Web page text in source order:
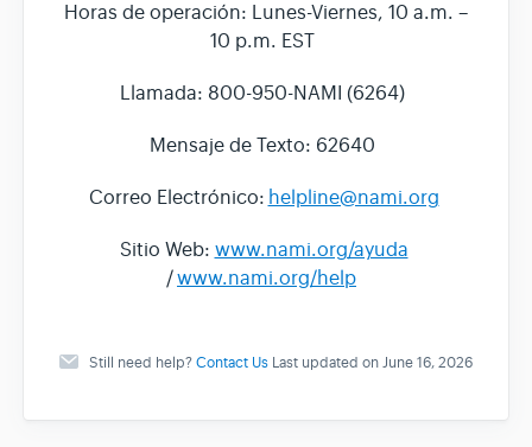
Horas de operación: Lunes-Viernes, 10 a.m. –
10 p.m. EST
Llamada: 800-950-NAMI (6264)
Mensaje de Texto: 62640
Correo Electrónico: helpline@nami.org
Sitio Web: www.nami.org/ayuda
/www.nami.org/help
Still need help?Contact Us Last updated on June 16, 2026